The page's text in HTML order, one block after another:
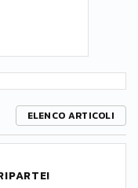
ELENCO ARTICOLI